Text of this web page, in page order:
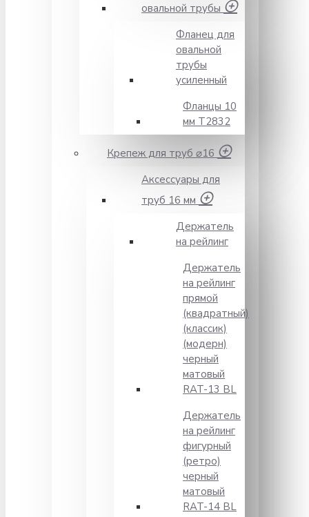
овальной трубы
Фланец для
овальной
трубы
усиленный
Фланцы 10
мм Т2832
Крепеж для труб ⌀16
Аксессуары для
труб 16 мм
Держатель
на рейлинг
Держатель
на рейлинг
прямой
(квадратный)
(классик)
(модерн)
черный
матовый
RAT-13 BL
Держатель
на рейлинг
фигурный
(ретро)
черный
матовый
RAT-14 BL